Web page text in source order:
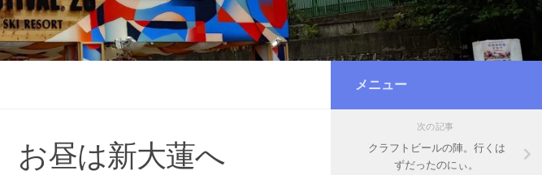
お昼は新大蓮へ
メニュー
次の記事
クラフトビールの陣。行くは
ずだったのにぃ。